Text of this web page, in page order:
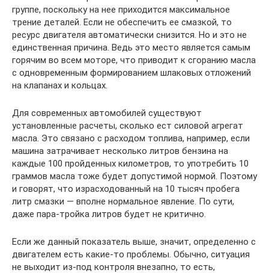
группе, поскольку на нее приходится максимальное
трение деталей. Если не обеспечить ее смазкой, то
ресурс двигателя автоматически снизится. Но и это не
единственная причина. Ведь это место является самым
горячим во всем моторе, что приводит к сгоранию масла
с одновременным формированием шлаковых отложений
на клапанах и кольцах.
Для современных автомобилей существуют
установленные расчеты, сколько ест силовой агрегат
масла. Это связано с расходом топлива, например, если
машина затрачивает несколько литров бензина на
каждые 100 пройденных километров, то употребить 10
граммов масла тоже будет допустимой нормой. Поэтому
и говорят, что израсходованный на 10 тысяч пробега
литр смазки — вполне нормальное явление. По сути,
даже пара-тройка литров будет не критично.
Если же данный показатель выше, значит, определенно с
двигателем есть какие-то проблемы. Обычно, ситуация
не выходит из-под контроля внезапно, то есть,